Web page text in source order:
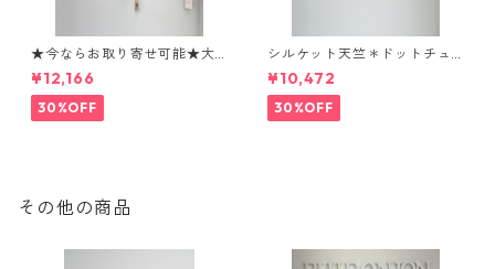
★今ならお取り寄せ可能★大
人気★ニット切替シアーブル
ゾン 80268339 Dignité colli
er
¥12,166
30%OFF
シルケット天竺＊ドットチュ
ールバックフレアカットソー E
80311 beatrice
¥10,472
30%OFF
その他の商品